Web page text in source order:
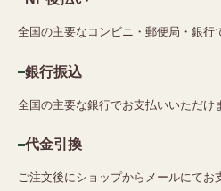
全国の主要なコンビニ・郵便局・銀行
銀行振込
全国の主要な銀行でお支払いいただけ
代金引換
ご注文後にショップからメールにてお